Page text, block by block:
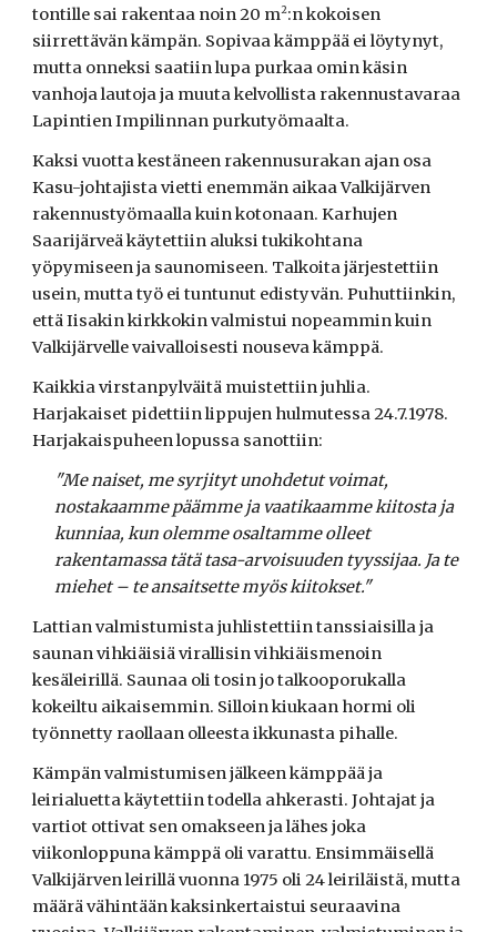
tontille sai rakentaa noin 20 m2:n kokoisen
siirrettävän kämpän. Sopivaa kämppää ei löytynyt,
mutta onneksi saatiin lupa purkaa omin käsin
vanhoja lautoja ja muuta kelvollista rakennustavaraa
Lapintien Impilinnan purkutyömaalta.
Kaksi vuotta kestäneen rakennusurakan ajan osa
Kasu-johtajista vietti enemmän aikaa Valkijärven
rakennustyömaalla kuin kotonaan. Karhujen
Saarijärveä käytettiin aluksi tukikohtana
yöpymiseen ja saunomiseen. Talkoita järjestettiin
usein, mutta työ ei tuntunut edistyvän. Puhuttiinkin,
että Iisakin kirkkokin valmistui nopeammin kuin
Valkijärvelle vaivalloisesti nouseva kämppä.
Kaikkia virstanpylväitä muistettiin juhlia.
Harjakaiset pidettiin lippujen hulmutessa 24.7.1978.
Harjakaispuheen lopussa sanottiin:
"Me naiset, me syrjityt unohdetut voimat,
nostakaamme päämme ja vaatikaamme kiitosta ja
kunniaa, kun olemme osaltamme olleet
rakentamassa tätä tasa-arvoisuuden tyyssijaa. Ja te
miehet – te ansaitsette myös kiitokset."
Lattian valmistumista juhlistettiin tanssiaisilla ja
saunan vihkiäisiä virallisin vihkiäismenoin
kesäleirillä. Saunaa oli tosin jo talkooporukalla
kokeiltu aikaisemmin. Silloin kiukaan hormi oli
työnnetty raollaan olleesta ikkunasta pihalle.
Kämpän valmistumisen jälkeen kämppää ja
leirialuetta käytettiin todella ahkerasti. Johtajat ja
vartiot ottivat sen omakseen ja lähes joka
viikonloppuna kämppä oli varattu. Ensimmäisellä
Valkijärven leirillä vuonna 1975 oli 24 leiriläistä, mutta
määrä vähintään kaksinkertaistui seuraavina